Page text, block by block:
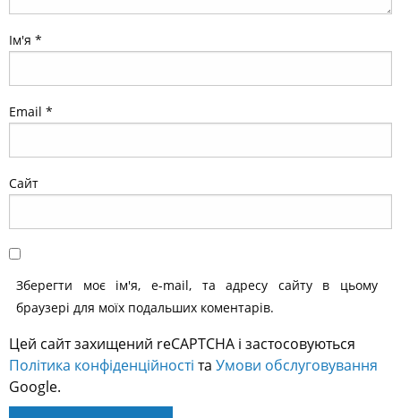
Ім'я *
Email *
Сайт
Зберегти моє ім'я, e-mail, та адресу сайту в цьому
браузері для моїх подальших коментарів.
Цей сайт захищений reCAPTCHA і застосовуються
Політика конфіденційності та Умови обслуговування
Google.